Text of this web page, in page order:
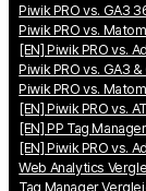
Piwik PRO vs. GA3
Piwik PRO vs.
[EN] Piwik PRO vs.
Piwik PRO vs. GA3
Piwik PRO vs.
[EN] Piwik PRO vs.
[EN] PP Tag
[EN] Piwik PRO vs.
Web Analytics
Tag Manager